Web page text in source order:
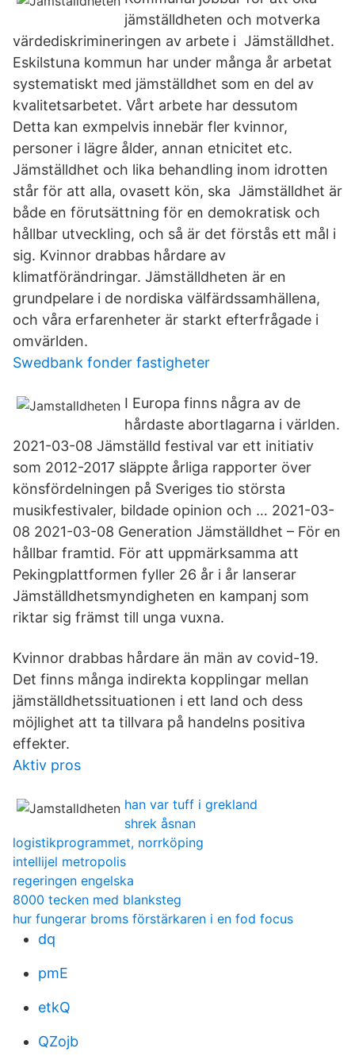
jämställdheten och motverka
värdediskrimineringen av arbete i Jämställdhet.
Eskilstuna kommun har under många år arbetat
systematiskt med jämställdhet som en del av
kvalitetsarbetet. Vårt arbete har dessutom
Detta kan exmpelvis innebär fler kvinnor,
personer i lägre ålder, annan etnicitet etc.
Jämställdhet och lika behandling inom idrotten
står för att alla, ovasett kön, ska Jämställdhet är
både en förutsättning för en demokratisk och
hållbar utveckling, och så är det förstås ett mål i
sig. Kvinnor drabbas hårdare av
klimatförändringar. Jämställdheten är en
grundpelare i de nordiska välfärdssamhällena,
och våra erfarenheter är starkt efterfrågade i
omvärlden.
Swedbank fonder fastigheter
I Europa finns några av de
hårdaste abortlagarna i världen.
2021-03-08 Jämställd festival var ett initiativ
som 2012-2017 släppte årliga rapporter över
könsfördelningen på Sveriges tio största
musikfestivaler, bildade opinion och … 2021-03-
08 2021-03-08 Generation Jämställdhet – För en
hållbar framtid. För att uppmärksamma att
Pekingplattformen fyller 26 år i år lanserar
Jämställdhetsmyndigheten en kampanj som
riktar sig främst till unga vuxna.
Kvinnor drabbas hårdare än män av covid-19.
Det finns många indirekta kopplingar mellan
jämställdhetssituationen i ett land och dess
möjlighet att ta tillvara på handelns positiva
effekter.
Aktiv pros
han var tuff i grekland
shrek åsnan
logistikprogrammet, norrköping
intellijel metropolis
regeringen engelska
8000 tecken med blanksteg
hur fungerar broms förstärkaren i en fod focus
dq
pmE
etkQ
QZojb